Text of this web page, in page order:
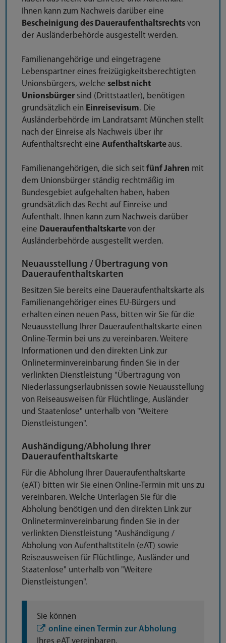
Ihnen kann zum Nachweis darüber eine
Bescheinigung des Daueraufenthaltsrechts von
der Ausländerbehörde ausgestellt werden.
Familienangehörige und eingetragene
Lebenspartner eines freizügigkeitsberechtigten
Unionsbürgers, welche selbst nicht
Unionsbürger sind (Drittstaatler), benötigen
grundsätzlich ein Einreisevisum. Die
Ausländerbehörde im Landratsamt München stellt
nach der Einreise als Nachweis über ihr
Aufenthaltsrecht eine Aufenthaltskarteaus.
Familienangehörigen, die sich seit fünf Jahren mit
dem Unionsbürger ständig rechtmäßig im
Bundesgebiet aufgehalten haben, haben
grundsätzlich das Recht auf Einreise und
Aufenthalt. Ihnen kann zum Nachweis darüber
eine Daueraufenthaltskartevon der
Ausländerbehörde ausgestellt werden.
Neuausstellung / Übertragung von
Daueraufenthaltskarten
Besitzen Sie bereits eine Daueraufenthaltskarte als
Familienangehöriger eines EU-Bürgers und
erhalten einen neuen Pass, bitten wir Sie für die
Neuausstellung Ihrer Daueraufenthaltskarte einen
Online-Termin bei uns zu vereinbaren. Weitere
Informationen und den direkten Link zur
Onlineterminvereinbarung finden Sie in der
verlinkten Dienstleistung "Übertragung von
Niederlassungserlaubnissen sowie Neuausstellung
von Reiseausweisen für Flüchtlinge, Ausländer
und Staatenlose" unterhalb von "Weitere
Dienstleistungen".
Aushändigung/Abholung Ihrer
Daueraufenthaltskarte
Für die Abholung Ihrer Daueraufenthaltskarte
(eAT) bitten wir Sie einen Online-Termin mit uns zu
vereinbaren. Welche Unterlagen Sie für die
Abholung benötigen und den direkten Link zur
Onlineterminvereinbarung finden Sie in der
verlinkten Dienstleistung "Aushändigung /
Abholung von Aufenthaltstiteln (eAT) sowie
Reiseausweisen für Flüchtlinge, Ausländer und
Staatenlose" unterhalb von "Weitere
Dienstleistungen".
Sie können
online einen Termin zur Abholung
Ihres eAT vereinbaren.